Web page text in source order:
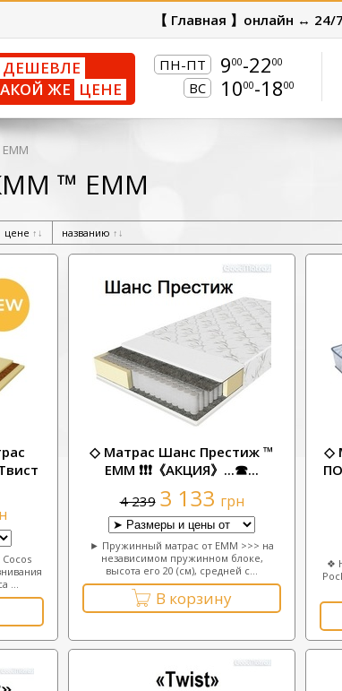
【 Главная 】онлайн ↔ 24/7
ПН-ПТ 900-2200
ВС 1000-1800
ДЕШЕВЛЕ
ЖЕ ЦЕНЕ
ЕММ
™ ЕММ
цене ↑ ↓ названию ↑ ↓
...
◇ Матрас Шанс Престиж ™
ЕММ ❗❗❗《АКЦИЯ》...☎...
4 239 3 133 грн
► Пружинный матрас от ЕММ >>> на
независимом пружинном блоке,
высота его 20 (см), средней с...
В корзину
◇
❖